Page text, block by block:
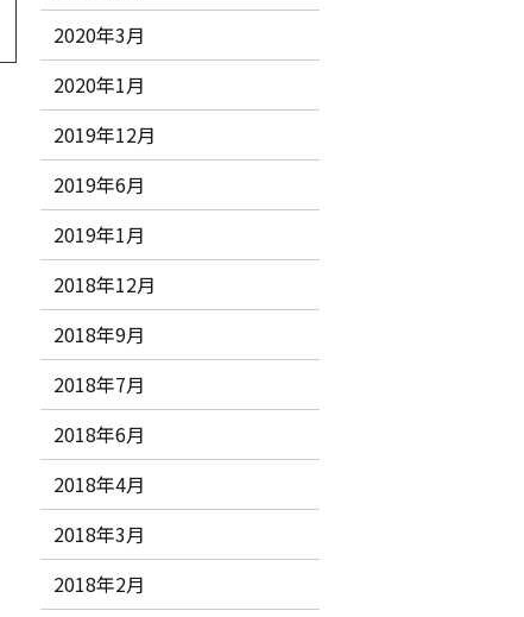
2020年3月
2020年1月
2019年12月
2019年6月
2019年1月
2018年12月
2018年9月
2018年7月
2018年6月
2018年4月
2018年3月
2018年2月